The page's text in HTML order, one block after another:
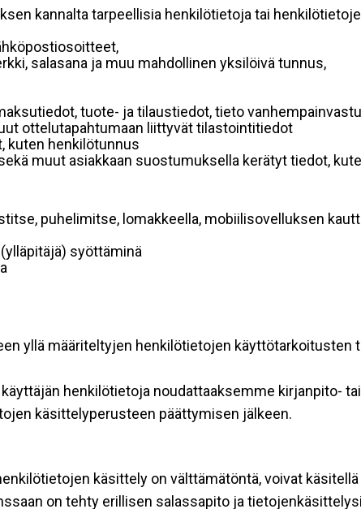
kannalta tarpeellisia henkilötietoja tai
salasana ja muu mahdollinen yksilöivä tunnus,
tuote- ja tilaustiedot, tieto
ottelutapahtumaan liittyvät tilastointitiedot
kuten henkilötunnus
muut asiakkaan suostumuksella kerätyt tiedot,
puhelimitse, lomakkeella, mobiilisovelluksen
syöttäminä
yllä määriteltyjen henkilötietojen
henkilötietoja noudattaaksemme kirjanpito-
käsittelyperusteen päättymisen jälkeen.
käsittely on välttämätöntä, voivat
on tehty erillisen salassapito ja